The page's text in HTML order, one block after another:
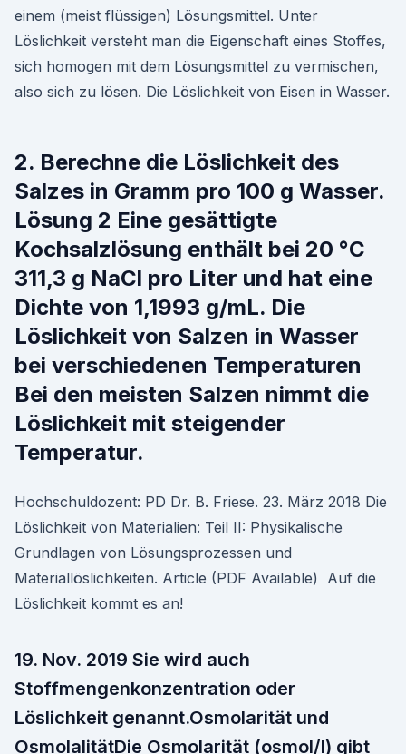
einem (meist flüssigen) Lösungsmittel. Unter
Löslichkeit versteht man die Eigenschaft eines Stoffes,
sich homogen mit dem Lösungsmittel zu vermischen,
also sich zu lösen. Die Löslichkeit von Eisen in Wasser.
2. Berechne die Löslichkeit des
Salzes in Gramm pro 100 g Wasser.
Lösung 2 Eine gesättigte
Kochsalzlösung enthält bei 20 °C
311,3 g NaCl pro Liter und hat eine
Dichte von 1,1993 g/mL. Die
Löslichkeit von Salzen in Wasser
bei verschiedenen Temperaturen
Bei den meisten Salzen nimmt die
Löslichkeit mit steigender
Temperatur.
Hochschuldozent: PD Dr. B. Friese. 23. März 2018 Die
Löslichkeit von Materialien: Teil II: Physikalische
Grundlagen von Lösungsprozessen und
Materiallöslichkeiten. Article (PDF Available) Auf die
Löslichkeit kommt es an!
19. Nov. 2019 Sie wird auch
Stoffmengenkonzentration oder
Löslichkeit genannt.Osmolarität und
OsmolalitätDie Osmolarität (osmol/l) gibt